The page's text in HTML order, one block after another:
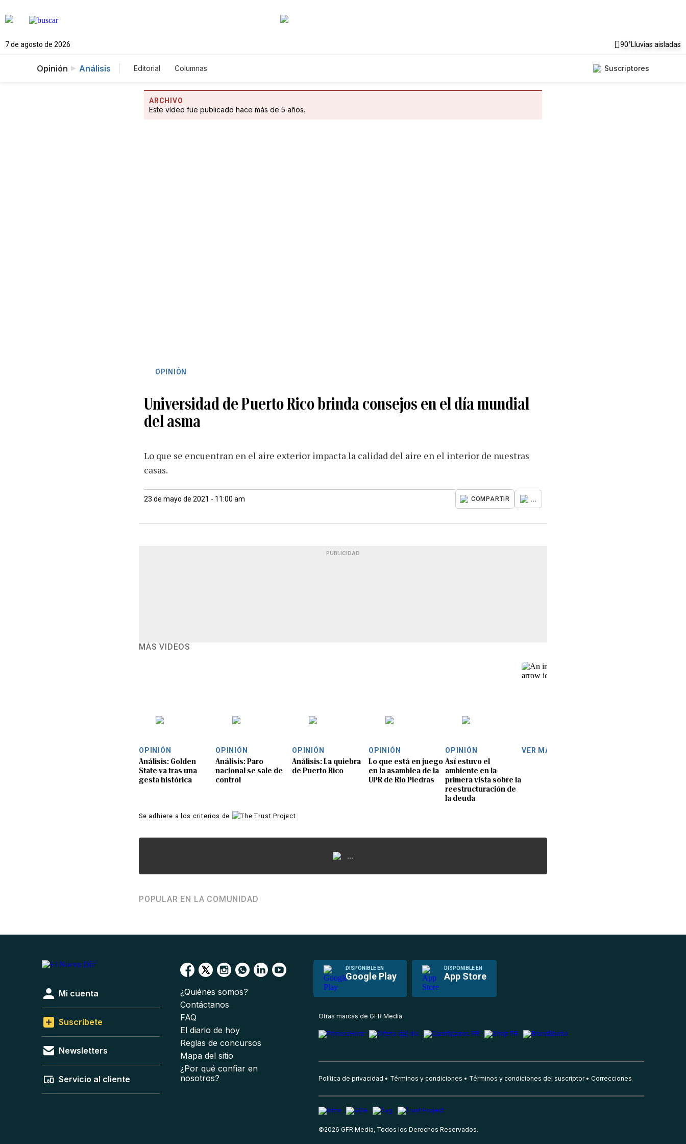
7 de agosto de 2026 90°Lluvias aisladas
Opinión Análisis Editorial Columnas Suscriptores
ARCHIVO
Este vídeo fue publicado hace más de 5 años.
OPINIÓN
Universidad de Puerto Rico brinda consejos en el día mundial
del asma
Lo que se encuentran en el aire exterior impacta la calidad del aire en el interior de nuestras
casas.
23 de mayo de 2021 - 11:00 am COMPARTIR ...
PUBLICIDAD
MÁS VIDEOS
OPINIÓN
Análisis: Golden
State va tras una
gesta histórica
OPINIÓN
Análisis: Paro
nacional se sale de
control
OPINIÓN
Análisis: La quiebra
de Puerto Rico
OPINIÓN
Lo que está en juego
en la asamblea de la
UPR de Río Piedras
OPINIÓN
Así estuvo el
ambiente en la
primera vista sobre la
reestructuración de
la deuda
VER MÁS
Se adhiere a los criterios de
...
POPULAR EN LA COMUNIDAD
DISPONIBLE EN
Google Play
DISPONIBLE EN
App Store
Mi cuenta
Suscríbete
Newsletters
Servicio al cliente
¿Quiénes somos?
Contáctanos
FAQ
El diario de hoy
Reglas de concursos
Mapa del sitio
¿Por qué confiar en
nosotros?
Otras marcas de GFR Media
Política de privacidad Términos y condiciones Términos y condiciones del suscriptor Correcciones
©2026 GFR Media, Todos los Derechos Reservados.